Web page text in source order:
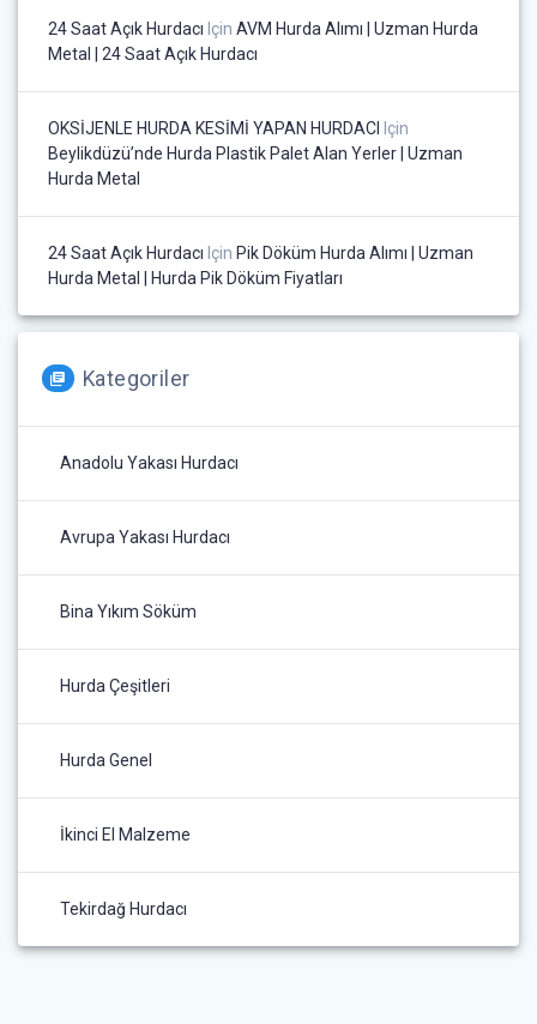
24 Saat Açık Hurdacı Için AVM Hurda Alımı | Uzman Hurda
Metal | 24 Saat Açık Hurdacı
OKSİJENLE HURDA KESİMİ YAPAN HURDACI Için
Beylikdüzü’nde Hurda Plastik Palet Alan Yerler | Uzman
Hurda Metal
24 Saat Açık Hurdacı Için Pik Döküm Hurda Alımı | Uzman
Hurda Metal | Hurda Pik Döküm Fiyatları
Kategoriler
Anadolu Yakası Hurdacı
Avrupa Yakası Hurdacı
Bina Yıkım Söküm
Hurda Çeşitleri
Hurda Genel
İkinci El Malzeme
Tekirdağ Hurdacı